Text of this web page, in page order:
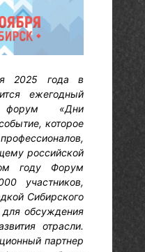
2025 года в
ежегодный
форум «Дни
которое
российской
году Форум
участников,
Сибирского
для обсуждения
отрасли.
партнер